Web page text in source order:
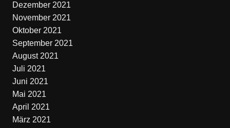
Dezember 2021
November 2021
Oktober 2021
September 2021
August 2021
Juli 2021
Juni 2021
Mai 2021
April 2021
März 2021